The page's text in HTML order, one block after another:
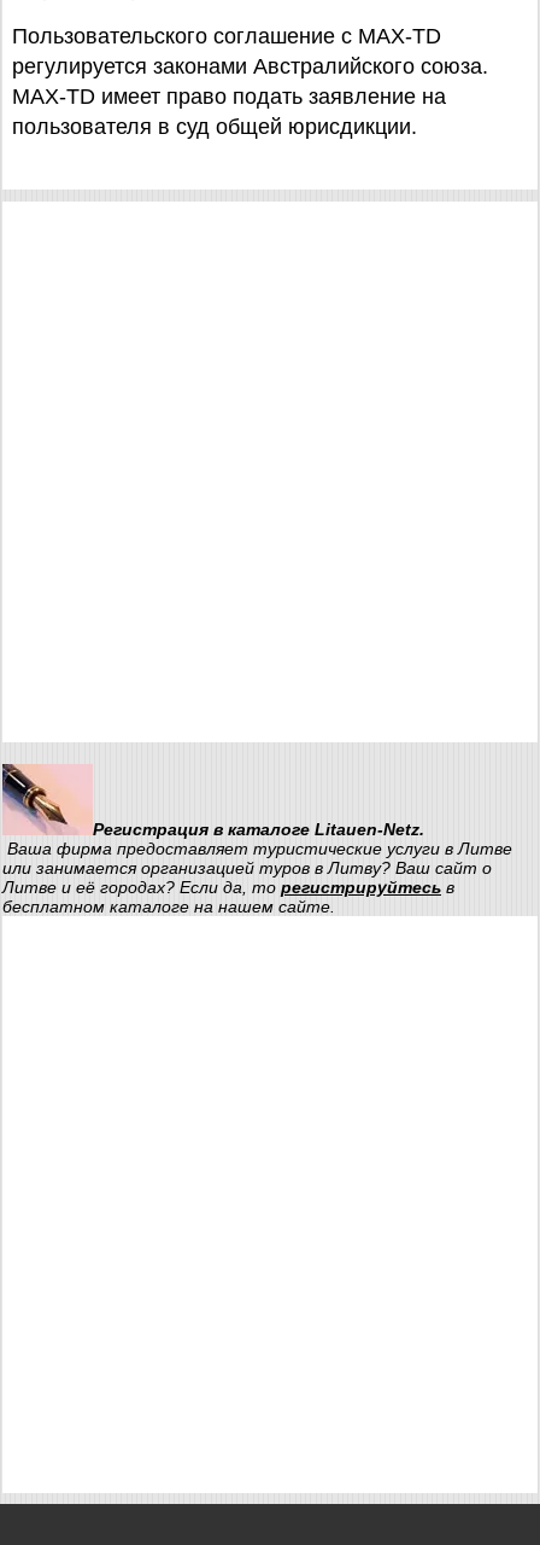
Пользовательского соглашение с MAX-TD
регулируется законами Австралийского союза.
MAX-TD имеет право подать заявление на
пользователя в суд общей юрисдикции.
Регистрация в каталоге Litauen-Netz.
Ваша фирма предоставляет туристические услуги в Литве
или занимается организацией туров в Литву? Ваш сайт о
Литве и её городах? Если да, то регистрируйтесь в
бесплатном каталоге на нашем сайте.